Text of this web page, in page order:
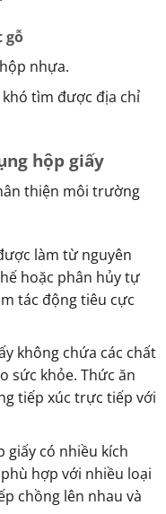
gỗ
nhựa.
tìm được địa chỉ
hộp giấy
thiện môi trường
làm từ nguyên
hoặc phân hủy tự
tác động tiêu cực
không chứa các chất
sức khỏe. Thức ăn
tiếp xúc trực tiếp với
giấy có nhiều kích
hợp với nhiều loại
chồng lên nhau và